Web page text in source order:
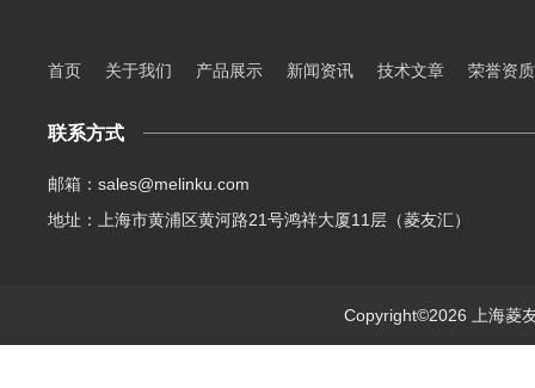
首页 关于我们 产品展示 新闻资讯 技术文章 荣誉资质
联系方式
邮箱：sales@melinku.com
地址：上海市黄浦区黄河路21号鸿祥大厦11层（菱友汇）
Copyright©2026 上海菱